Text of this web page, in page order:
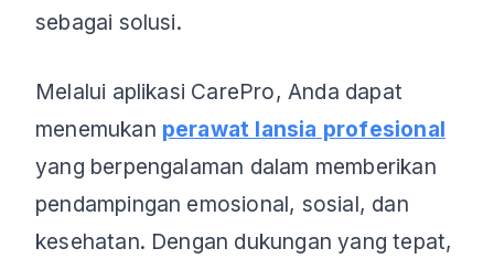
sebagai solusi.
Melalui aplikasi CarePro, Anda dapat
menemukan perawat lansia profesional
yang berpengalaman dalam memberikan
pendampingan emosional, sosial, dan
kesehatan. Dengan dukungan yang tepat,